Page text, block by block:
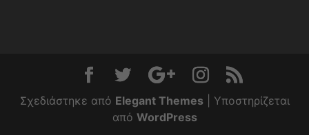
Σχεδιάστηκε από Elegant Themes| Υποστηρίζεται
από WordPress